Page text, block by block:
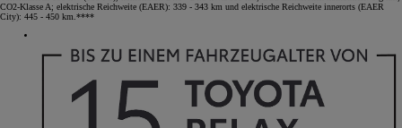
CO2-Klasse A; elektrische Reichweite (EAER): 339 - 343 km und elektrische Reichweite innerorts (EAER
City): 445 - 450 km.****